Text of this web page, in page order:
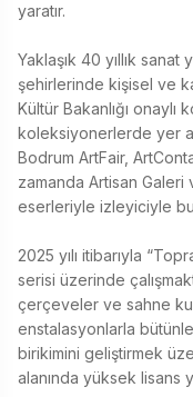
yaratır.
Yaklaşık 40 yıllık
şehirlerinde kişisel ve
Kültür Bakanlığı
koleksiyonerlerde yer
Bodrum ArtFair,
zamanda Artisan
eserleriyle izleyiciyle
2025 yılı itibarıyla
serisi üzerinde
çerçeveler ve sahne
enstalasyonlarla
birikimini geliştirmek
alanında yüksek lisans